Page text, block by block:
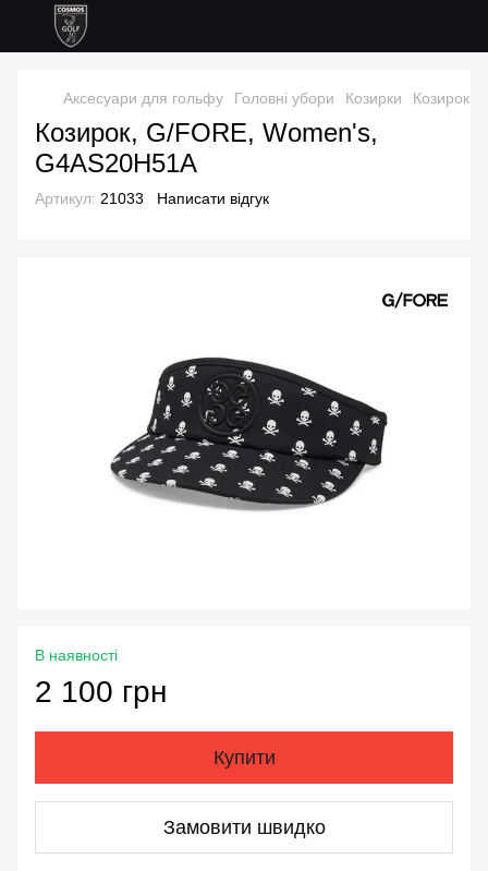
Аксесуари для гольфу Головні убори Козирки Козирок,
Козирок, G/FORE, Women's,
G4AS20H51A
Артикул: 21033 Написати відгук
В наявності
2 100 грн
Купити
Замовити швидко